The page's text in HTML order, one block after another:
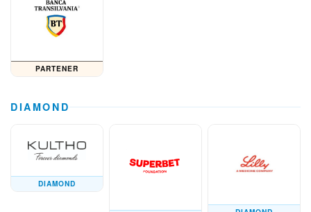
PARTENER
DIAMOND
DIAMOND